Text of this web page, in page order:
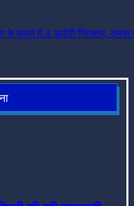
मामले में 3 आरोपी गिरफ्तार, तमंचा